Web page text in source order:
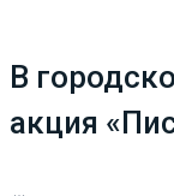
В
акция